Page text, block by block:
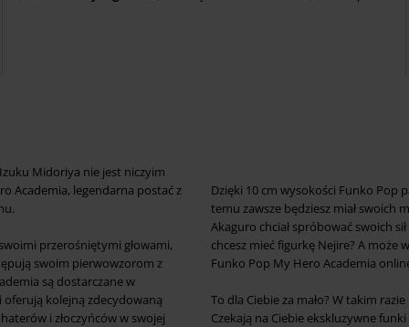
Midoriya nie jest niczyim
Academia, legendarna postać z
przerośniętymi głowami,
swoim pierwowzorom z
są dostarczane w
kolejną zdecydowaną
i złoczyńców w swojej
Dzięki 10 cm wysokości Funko Pop
temu zawsze będziesz miał swoich
Akaguro chciał spróbować swoich
chcesz mieć figurkę Nejire? A może
Funko Pop My Hero Academia
To dla Ciebie za mało? W takim
Czekają na Ciebie ekskluzywne